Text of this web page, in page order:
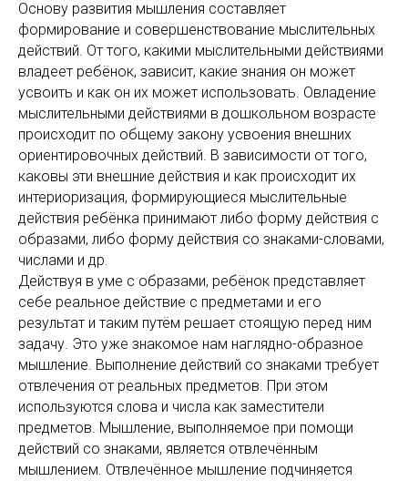
Основу развития мышления составляет
формирование и совершенствование мыслительных
действий. От того, какими мыслительными действиями
владеет ребёнок, зависит, какие знания он может
усвоить и как он их может использовать. Овладение
мыслительными действиями в дошкольном возрасте
происходит по общему закону усвоения внешних
ориентировочных действий. В зависимости от того,
каковы эти внешние действия и как происходит их
интериоризация, формирующиеся мыслительные
действия ребёнка принимают либо форму действия с
образами, либо форму действия со знаками-словами,
числами и др.
Действуя в уме с образами, ребёнок представляет
себе реальное действие с предметами и его
результат и таким путём решает стоящую перед ним
задачу. Это уже знакомое нам наглядно-образное
мышление. Выполнение действий со знаками требует
отвлечения от реальных предметов. При этом
используются слова и числа как заместители
предметов. Мышление, выполняемое при помощи
действий со знаками, является отвлечённым
мышлением. Отвлечённое мышление подчиняется